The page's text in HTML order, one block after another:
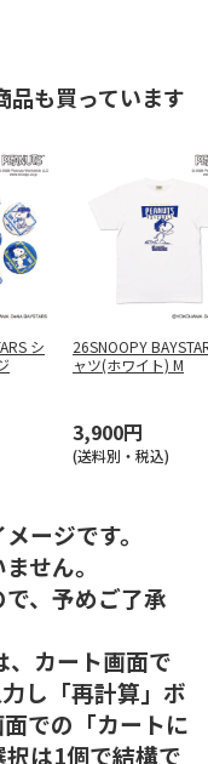
品も買っています
シ
26SNOOPY
ャツ(ホワイト) M
3,900円
(送料別・税込)
ージです。
せん。
、予めご了承
カート画面で
し「再計算」ボ
での「カートに
は1個で結構で